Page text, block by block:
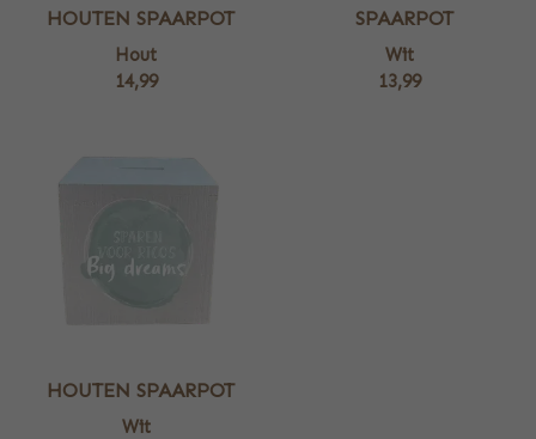
HOUTEN SPAARPOT
Hout
14,99
SPAARPOT
Wit
13,99
HOUTEN SPAARPOT
Wit